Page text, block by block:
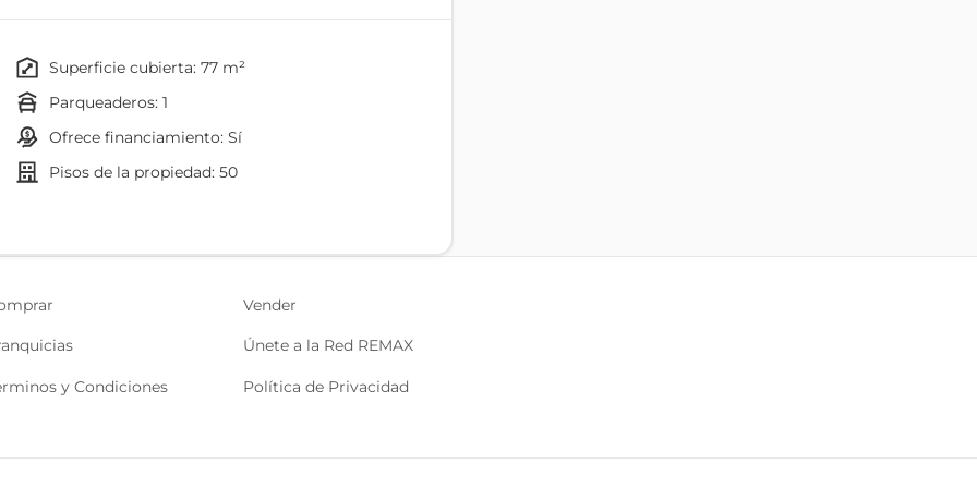
superficie cubierta: 77 m²
parqueaderos: 1
ofrece financiamiento: Sí
pisos de la propiedad: 50
Vender
Únete a la Red REMAX
y Condiciones Política de Privacidad